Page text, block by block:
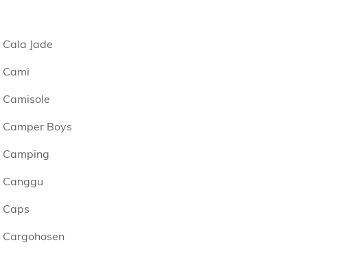
Cala Jade
Cami
Camisole
Camper Boys
Camping
Canggu
Caps
Cargohosen